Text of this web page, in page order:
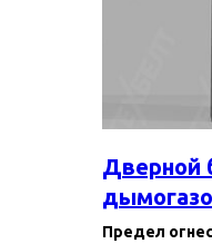
Дверной
Предел